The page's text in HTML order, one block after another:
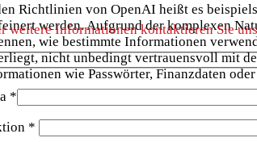
Richtlinien von OpenAI heißt es
werden. Aufgrund der komplexen
wie bestimmte Informationen
nicht unbedingt vertrauensvoll mit
wie Passwörter, Finanzdaten
weitere Informationen kontaktieren Sie
*
*